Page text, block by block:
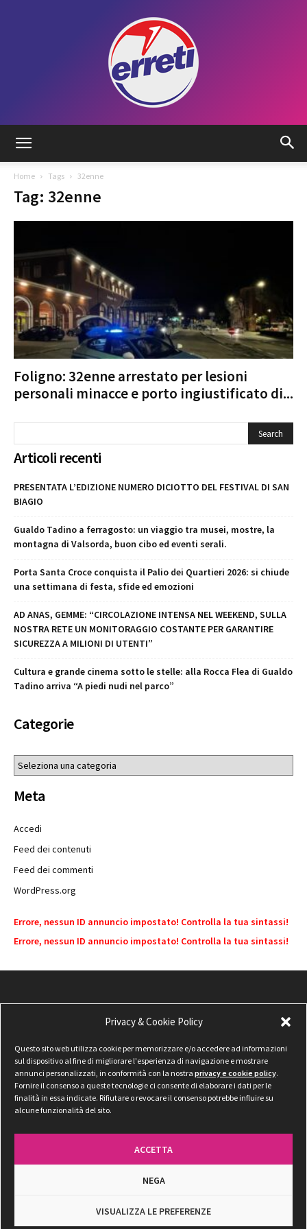
Privacy & Cookie Policy
Questo sito web utilizza cookie per memorizzare e/o accedere ad informazioni
sul dispositivo al fine di migliorare l'esperienza di navigazione e mostrare
annunci personalizzati, in conformità con la nostra privacy e cookie policy.
Fornire il consenso a queste tecnologie ci consente di elaborare i dati per le
finalità in essa indicate. Rifiutare o revocare il consenso potrebbe influire su
alcune funzionalità del sito.
ACCETTA
NEGA
VISUALIZZA LE PREFERENZE
Home Tags 32enne
Tag: 32enne
Foligno: 32enne arrestato per lesioni
personali minacce e porto ingiustificato di...
Articoli recenti
PRESENTATA L’EDIZIONE NUMERO DICIOTTO DEL FESTIVAL DI SAN
BIAGIO
Gualdo Tadino a ferragosto: un viaggio tra musei, mostre, la
montagna di Valsorda, buon cibo ed eventi serali.
Porta Santa Croce conquista il Palio dei Quartieri 2026: si chiude
una settimana di festa, sfide ed emozioni
AD ANAS, GEMME: “CIRCOLAZIONE INTENSA NEL WEEKEND, SULLA
NOSTRA RETE UN MONITORAGGIO COSTANTE PER GARANTIRE
SICUREZZA A MILIONI DI UTENTI”
​Cultura e grande cinema sotto le stelle: alla Rocca Flea di Gualdo
Tadino arriva “A piedi nudi nel parco”
Categorie
Categorie
Meta
Accedi
Feed dei contenuti
Feed dei commenti
WordPress.org
Errore, nessun ID annuncio impostato! Controlla la tua sintassi!
Errore, nessun ID annuncio impostato! Controlla la tua sintassi!